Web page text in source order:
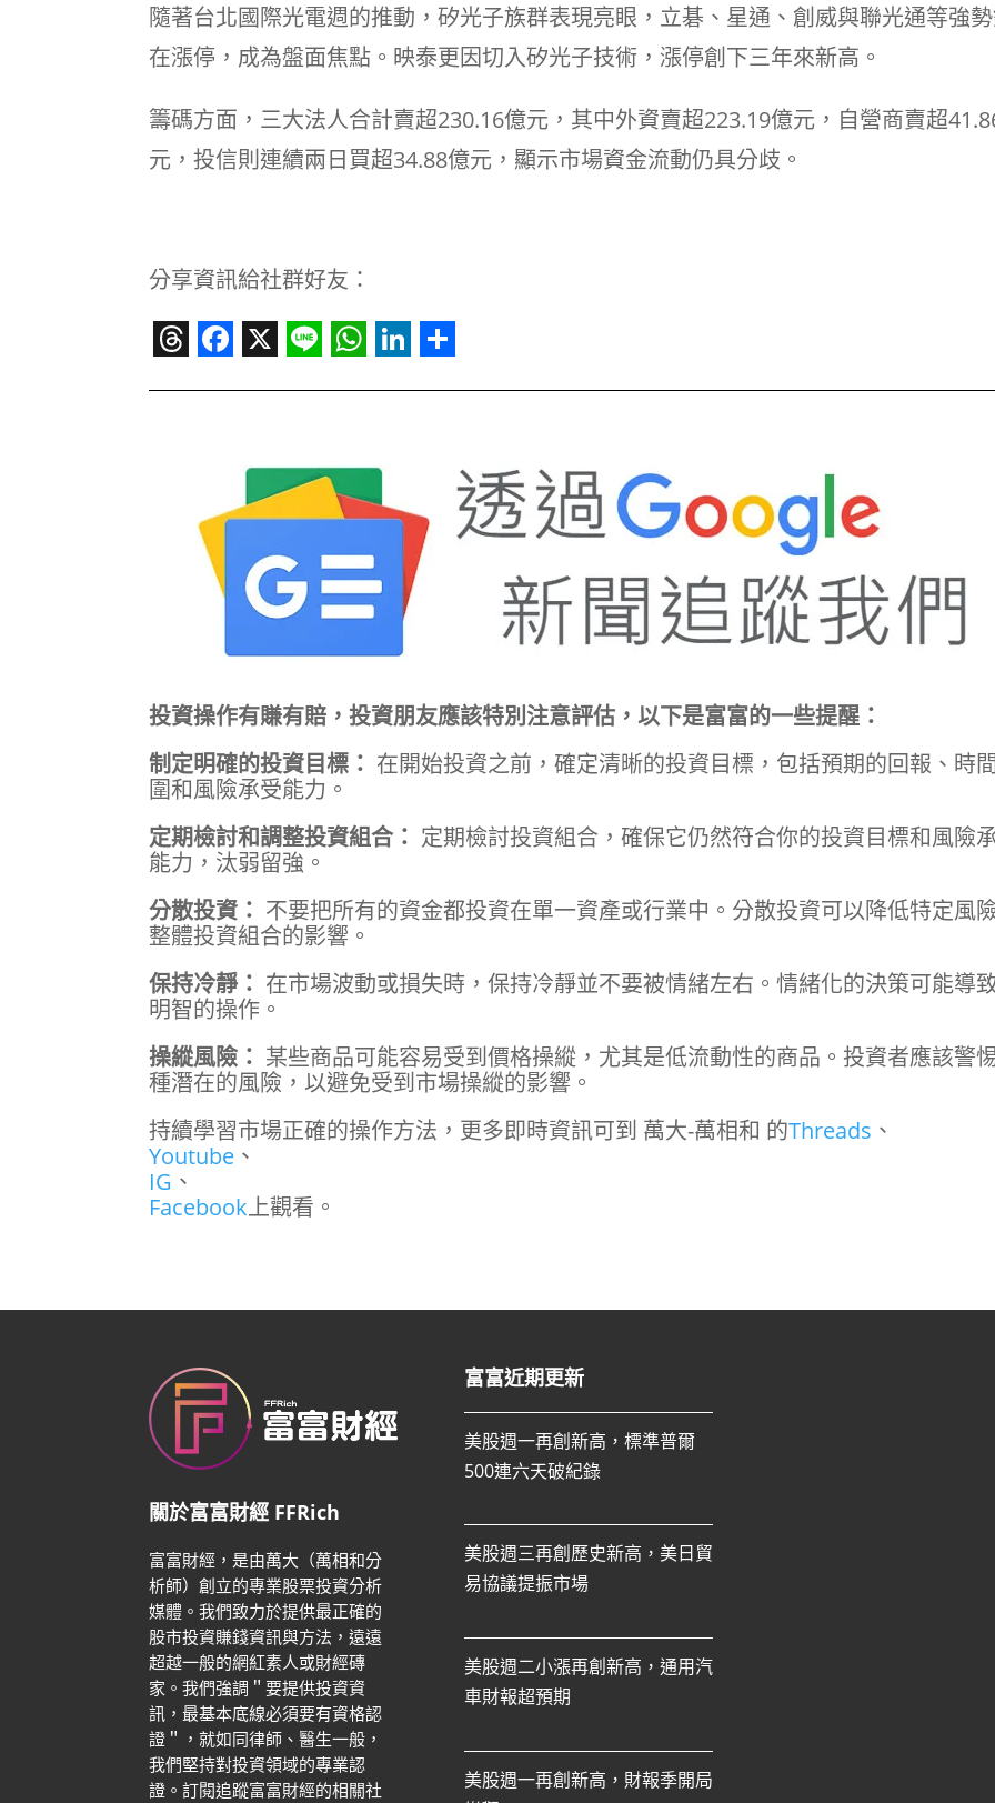
隨著台北國際光電週的推動，矽光子族群表現亮眼，立碁、星通、創威與聯光通等強
在漲停，成為盤面焦點。映泰更因切入矽光子技術，漲停創下三年來新高。
籌碼方面，三大法人合計賣超230.16億元，其中外資賣超223.19億元，自營商賣超
元，投信則連續兩日買超34.88億元，顯示市場資金流動仍具分歧。
分享資訊給社群好友：
投資操作有賺有賠，投資朋友應該特別注意評估，以下是富富的一些提醒：
制定明確的投資目標： 在開始投資之前，確定清晰的投資目標，包括預期的回報、時
圍和風險承受能力。
定期檢討和調整投資組合： 定期檢討投資組合，確保它仍然符合你的投資目標和風險
能力，汰弱留強。
分散投資： 不要把所有的資金都投資在單一資產或行業中。分散投資可以降低特定風
整體投資組合的影響。
保持冷靜： 在市場波動或損失時，保持冷靜並不要被情緒左右。情緒化的決策可能導
明智的操作。
操縱風險： 某些商品可能容易受到價格操縱，尤其是低流動性的商品。投資者應該警
種潛在的風險，以避免受到市場操縱的影響。
持續學習市場正確的操作方法，更多即時資訊可到 萬大-萬相和 的Threads 、
Youtube 、
IG 、
Facebook上觀看。
關於富富財經 FFRich
富富財經，是由萬大（萬相和分
析師）創立的專業股票投資分析
媒體。我們致力於提供最正確的
股市投資賺錢資訊與方法，遠遠
超越一般的網紅素人或財經磚
家。我們強調＂要提供投資資
訊，最基本底線必須要有資格認
證＂，就如同律師、醫生一般，
我們堅持對投資領域的專業認
證。訂閱追蹤富富財經的相關社
富富近期更新
美股週一再創新高，標準普爾
500連六天破紀錄
美股週三再創歷史新高，美日貿
易協議提振市場
美股週二小漲再創新高，通用汽
車財報超預期
美股週一再創新高，財報季開局